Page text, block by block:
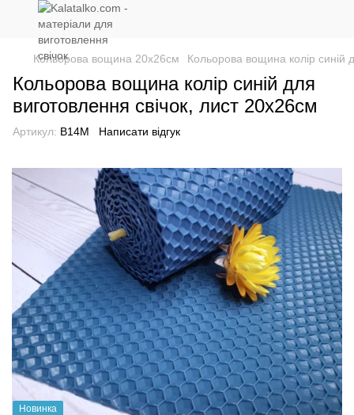
Кольорова вощина 20х26см Кольорова вощина колір синій
Кольорова вощина колір синій для
виготовлення свічок, лист 20x26см
Артикул: В14М Написати відгук
Новинка